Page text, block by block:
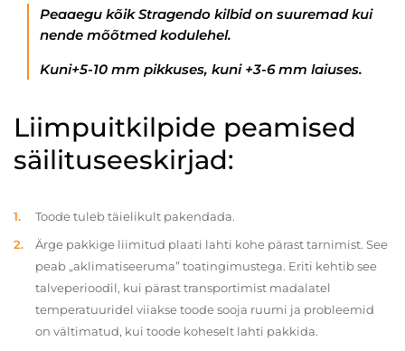
Peaaegu kõik Stragendo kilbid on suuremad kui
nende mõõtmed kodulehel.
Kuni+5-10 mm pikkuses, kuni +3-6 mm laiuses.
Liimpuitkilpide peamised
säilituseeskirjad:
Toode tuleb täielikult pakendada.
Ärge pakkige liimitud plaati lahti kohe pärast tarnimist. See
peab „aklimatiseeruma” toatingimustega. Eriti kehtib see
talveperioodil, kui pärast transportimist madalatel
temperatuuridel viiakse toode sooja ruumi ja probleemid
on vältimatud, kui toode koheselt lahti pakkida.